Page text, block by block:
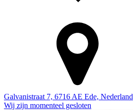
Galvanistraat 7, 6716 AE Ede, Nederland
Wij zijn momenteel gesloten